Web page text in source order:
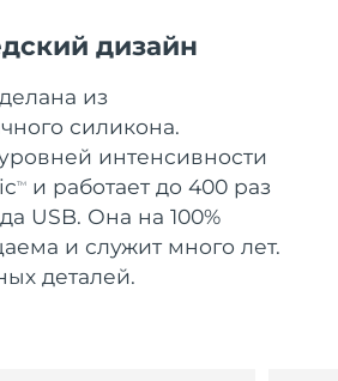
дизайн
из
силикона.
интенсивности
TM
и работает до 400 раз
USB. Она на 100%
и служит много лет.
деталей.
Ожидаемая дата доставки
Ожидаемая дата доставки
8/9/26
Ожидаемая дата доставки
Ожидаемая дата доставки